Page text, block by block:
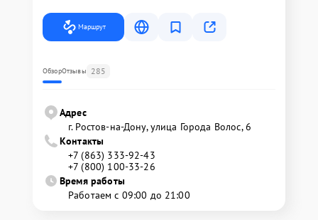
Маршрут
ОбзорОтзывы 285
Адрес
г. Ростов-на-Дону, улица Города Волос, 6
Контакты
+7 (863) 333-92-43
+7 (800) 100-33-26
Время работы
Работаем с 09:00 до 21:00